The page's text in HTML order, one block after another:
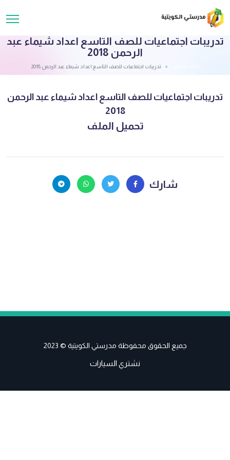
تدريبات اجتماعيات للصف التاسع اعداد شيماء عبد
الرحمن 2018
تدريبات اجتماعيات للصف التاسع اعداد شيماء عبد الرحمن 2018
تدريبات اجتماعيات للصف التاسع اعداد شيماء عبد الرحمن
2018
تحميل الملف
شارك
جميع الحقوق محفوظة مدرستي الكويتية © 2023
نشتري السيارات